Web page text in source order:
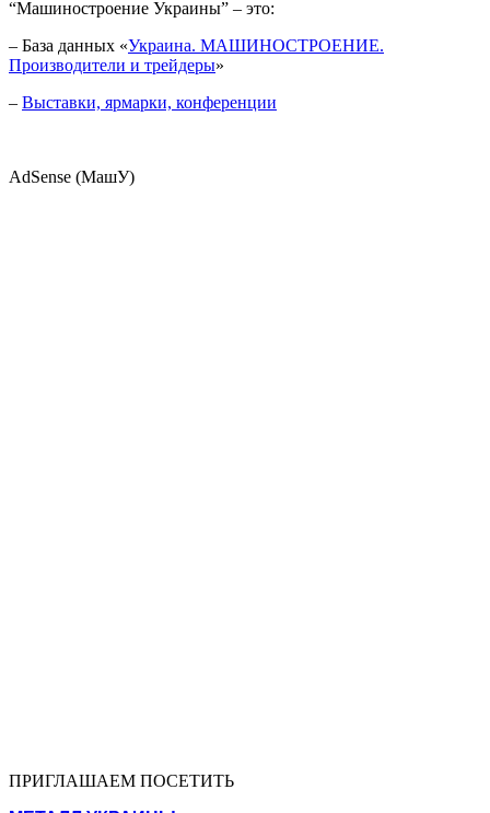
“Машиностроение Украины” – это:
– База данных «Украина. МАШИНОСТРОЕНИЕ.
Производители и трейдеры»
– Выставки, ярмарки, конференции
AdSense (МашУ)
ПРИГЛАШАЕМ ПОСЕТИТЬ